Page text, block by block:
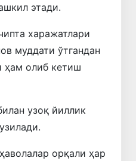
этади.
харажатлари
муддати ўтгандан
ҳам олиб кетиш
узоқ йиллик
орқали ҳар